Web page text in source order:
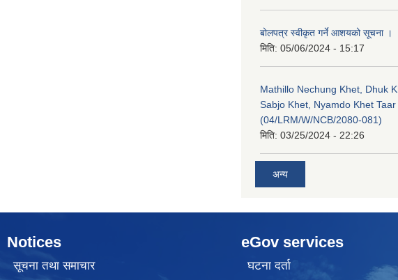
बोलपत्र स्वीकृत गर्ने आशयको सूचना ।
मिति: 05/06/2024 - 15:17
Mathillo Nechung Khet, Dhuk
Sabjo Khet, Nyamdo Khet
(04/LRM/W/NCB/2080-081)
मिति: 03/25/2024 - 22:26
अन्य
Notices
सूचना तथा समाचार
eGov services
घटना दर्ता